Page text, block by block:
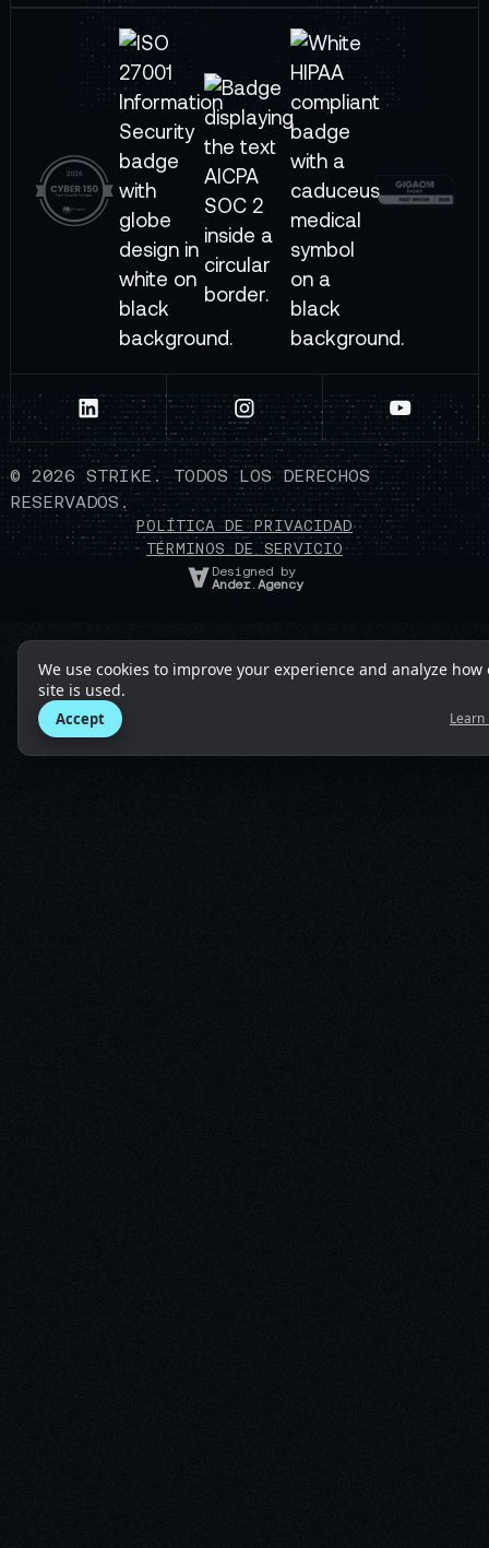
© 2026 STRIKE. TODOS LOS DERECHOS
RESERVADOS.
POLÍTICA DE PRIVACIDAD
TÉRMINOS DE SERVICIO
Designed by
Ander.Agency
We use cookies to improve your experience and analyze how
site is used.
Accept